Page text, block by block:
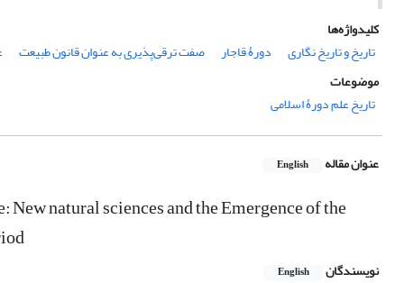
کلیدواژه‌ها
تاریخ و تاریخ نگاری
دورۀ قاجار صفت ترقی‌پذیری به عنوان قانون طبیعت
موضوعات
تاریخ علم دورۀ اسلامی
عنوان مقاله English
natural sciences and the Emergence of the
نویسندگان English